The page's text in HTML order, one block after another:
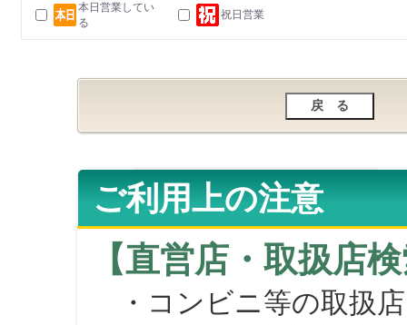
本日営業してい
る
祝日営業
ご利用上の注意
【直営店・取扱店
・コンビニ等の取扱